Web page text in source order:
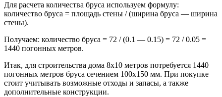
Для расчета количества бруса используем формулу:
количество бруса = площадь стены / (ширина бруса — ширина
стены).
Получаем: количество бруса = 72 / (0.1 — 0.15) = 72 / 0.05 =
1440 погонных метров.
Итак, для строительства дома 8х10 метров потребуется 1440
погонных метров бруса сечением 100х150 мм. При покупке
стоит учитывать возможные отходы и запасы, а также
дополнительные конструкции.